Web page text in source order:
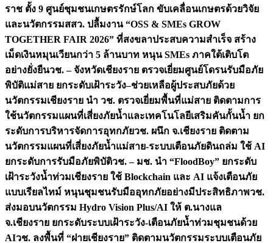
ราช ตั้ง 9 ศูนย์ชุมชนเกษตรรักษ์โลก ขับเคลื่อนเกษตรด้วยวิจัย
และนวัตกรรมสสว. ปลื้มงาน “OSS & SMEs GROW
TOGETHER FAIR 2026” ที่สงขลาประสบความสำเร็จ สร้าง
เม็ดเงินหมุนเวียนกว่า 5 ล้านบาท หนุน SMEs ภาคใต้เติบโต
อย่างยั่งยืนวช. – จังหวัดเชียงราย ตรวจเยี่ยมศูนย์โดรนรับมือภัย
พิบัติแม่สาย ยกระดับเฝ้าระวัง–ช่วยเหลือผู้ประสบภัยด้วย
นวัตกรรมเชียงราย นำ วช. ตรวจเยี่ยมพื้นที่แม่สาย ติดตามการ
ใช้นวัตกรรมแผนที่เสี่ยงภัยน้ำและเทคโนโลยีเสริมคันกั้นน้ำ ยก
ระดับการบริหารจัดการอุทกภัยวช. ผนึก จ.เชียงราย ติดตาม
นวัตกรรมแผนที่เสี่ยงภัยน้ำแม่สาย-ระบบเตือนภัยดินถล่ม ใช้ AI
ยกระดับการรับมือภัยพิบัติวช. – มช. นำ “FloodBoy” ยกระดับ
เฝ้าระวังน้ำท่วมเชียงราย ใช้ Blockchain และ AI แจ้งเตือนภัย
แบบเรียลไทม์ หนุนชุมชนรับมืออุทกภัยอย่างมีประสิทธิภาพวช.
ส่งมอบนวัตกรรม Hydro Vision Plus/AI ให้ ต.นางแล
จ.เชียงราย ยกระดับระบบเฝ้าระวัง-เตือนภัยน้ำท่วมชุมชนด้วย
AIวช. ลงพื้นที่ “ฝายเชียงราย” ติดตามนวัตกรรมระบบเตือนภัย